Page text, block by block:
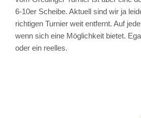
6-10er Scheibe. Aktuell sind wir ja
richtigen Turnier weit entfernt. Auf
wenn sich eine Möglichkeit bietet.
oder ein reelles.